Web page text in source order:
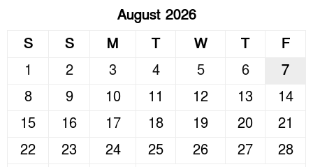
August 2026
S
S M T W T
F
1
2 3 4 5 6
7
8
9 10 11 12 13
14
15
16 17 18 19 20
21
22
23 24 25 26 27
28